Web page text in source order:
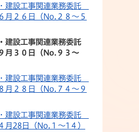
建設工事関連業務委託
月２６日（No.２８～５
建設工事関連業務委託
月３０日（No.９３～
建設工事関連業務委託
月２８日（No.７４～９
建設工事関連業務委託
月28日（No.１～1４）